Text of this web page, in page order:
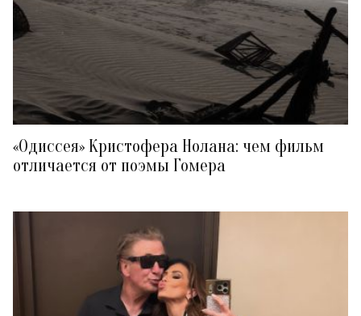
«Одиссея» Кристофера Нолана: чем фильм
отличается от поэмы Гомера